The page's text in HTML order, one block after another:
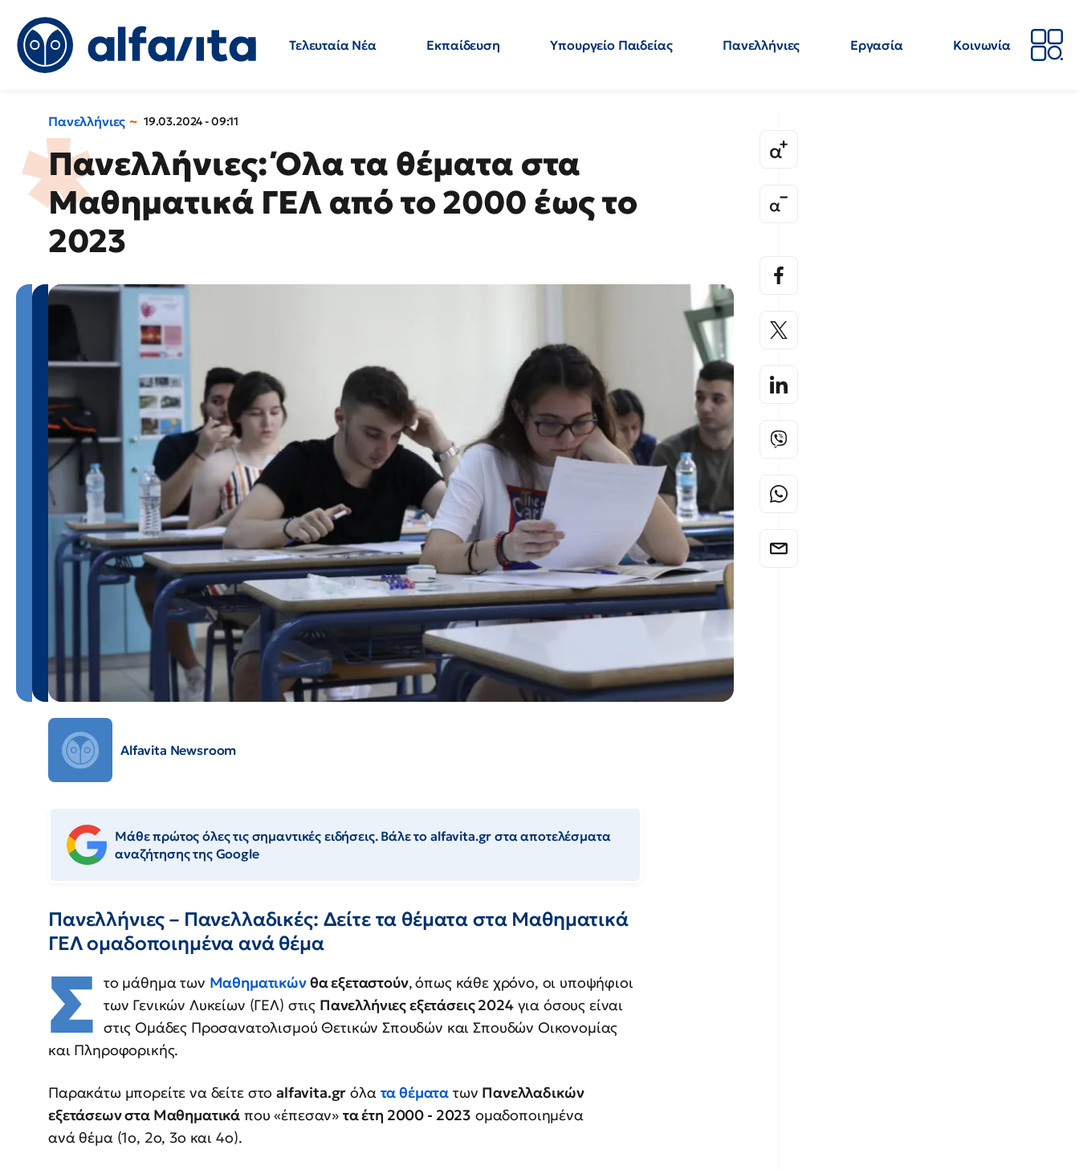
Τελευταία Νέα Εκπαίδευση Υπουργείο Παιδείας Πανελλήνιες Εργασία
Κοινωνία
Πανελλήνιες 19.03.2024 - 09:11
Πανελλήνιες: Όλα τα θέματα στα
Μαθηματικά ΓΕΛ από το 2000 έως το
2023
Alfavita Newsroom
Μάθε πρώτος όλες τις σημαντικές ειδήσεις. Βάλε το alfavita.gr στα αποτελέσματα
αναζήτησης της Google
Πανελλήνιες – Πανελλαδικές: Δείτε τα θέματα στα Μαθηματικά
ΓΕΛ ομαδοποιημένα ανά θέμα
Σ το μάθημα των Μαθηματικώνθα εξεταστούν,όπως κάθε χρόνο, οι υποψήφιοι
των Γενικών Λυκείων (ΓΕΛ) στις Πανελλήνιες εξετάσεις 2024για όσους είναι
στις Ομάδες Προσανατολισμού Θετικών Σπουδών και Σπουδών Οικονομίας
και Πληροφορικής.
Παρακάτω μπορείτε να δείτε στοalfavita.gr όλα τα θέματα των Πανελλαδικών
εξετάσεων στα Μαθηματικά που «έπεσαν» τα έτη 2000 - 2023 ομαδοποιημένα
ανά θέμα (1ο, 2ο, 3ο και 4ο).